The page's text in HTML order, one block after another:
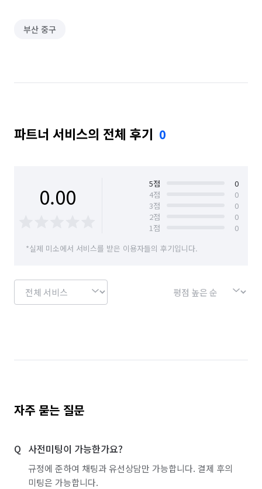
부산 중구
파트너 서비스의 전체 후기 0
0.00 5점
0
4점
0
3점
0
2점
0
1점
0
*실제 미소에서 서비스를 받은 이용자들의 후기입니다.
자주 묻는 질문
사전미팅이 가능한가요?
규정에 준하여 채팅과 유선상담만 가능합니다. 결제 후의
미팅은 가능합니다.